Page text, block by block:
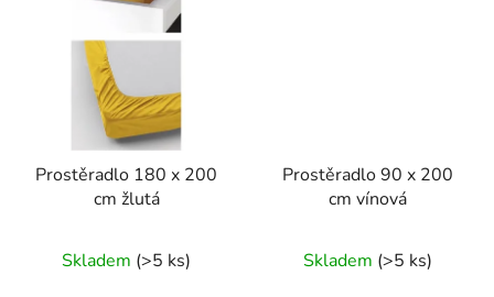
Prostěradlo 180 x 200
cm žlutá
Skladem (>5 ks)
Prostěradlo 90 x 200
cm vínová
Skladem (>5 ks)